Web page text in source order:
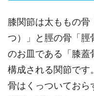
膝関節は太ももの骨
つ）」と脛の骨「脛
のお皿である「膝蓋
構成される関節です
骨はくっついておら